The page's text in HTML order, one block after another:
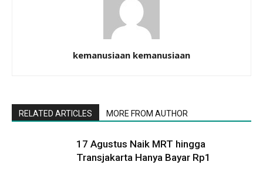
kemanusiaan kemanusiaan
RELATED ARTICLES MORE FROM AUTHOR
17 Agustus Naik MRT hingga
Transjakarta Hanya Bayar Rp1